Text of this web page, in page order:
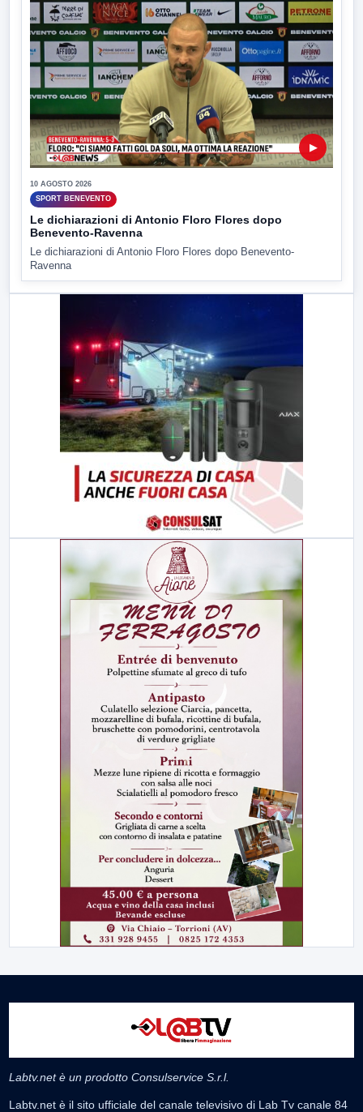
▶
10 AGOSTO 2026
SPORT BENEVENTO
Le dichiarazioni di Antonio Floro Flores dopo
Benevento-Ravenna
Le dichiarazioni di Antonio Floro Flores dopo Benevento-
Ravenna
Labtv.net è un prodotto Consulservice S.r.l.
Labtv.net è il sito ufficiale del canale televisivo di Lab Tv canale 84